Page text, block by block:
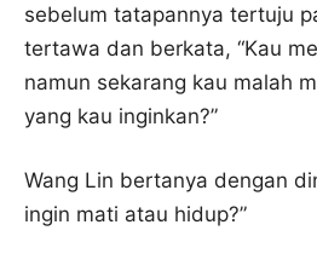
sebelum tatapannya tertuju
tertawa dan berkata, “Kau
namun sekarang kau malah
yang kau inginkan?”
Wang Lin bertanya dengan
ingin mati atau hidup?”